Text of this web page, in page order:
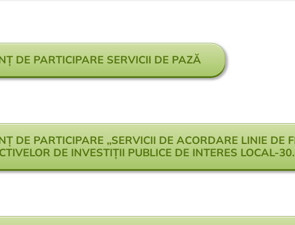
DE PARTICIPARE SERVICII DE PAZĂ
DE PARTICIPARE ,,SERVICII DE ACORDARE LINIE
DE INVESTIȚII PUBLICE DE INTERES LOCAL-